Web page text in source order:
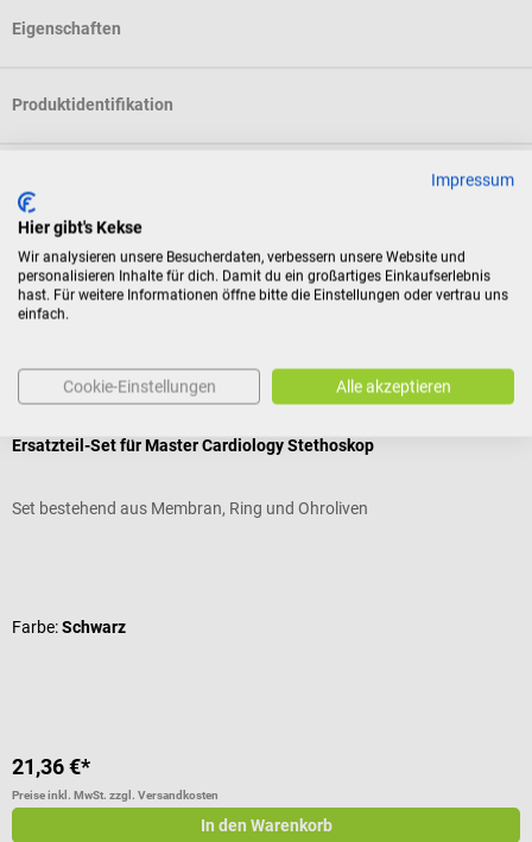
Eigenschaften
Produktidentifikation
Bewertungen
Ersatzteil-Set für Master Cardiology Stethoskop
Set bestehend aus Membran, Ring und Ohroliven
Farbe:Schwarz
21,36 €*
Preise inkl. MwSt. zzgl. Versandkosten
In den Warenkorb
Impressum
Hier gibt's Kekse
Wir analysieren unsere Besucherdaten, verbessern unsere Website und
personalisieren Inhalte für dich. Damit du ein großartiges Einkaufserlebnis
hast. Für weitere Informationen öffne bitte die Einstellungen oder vertrau uns
einfach.
Cookie-Einstellungen Alle akzeptieren